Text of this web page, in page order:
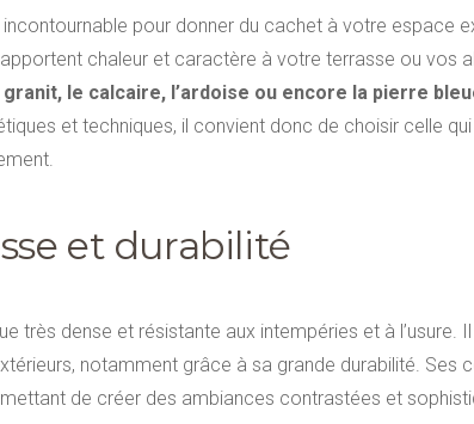
pour donner du cachet à votre espace
chaleur et caractère à votre terrasse ou vos
granit, le calcaire, l’ardoise ou encore la pierre
et techniques, il convient donc de choisir celle
et durabilité
très dense et résistante aux intempéries et à l’usure.
notamment grâce à sa grande durabilité. Ses
de créer des ambiances contrastées et